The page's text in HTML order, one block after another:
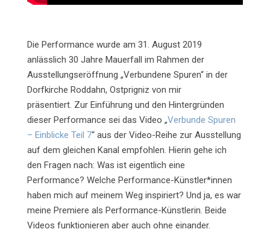
Die Performance wurde am 31. August 2019
anlässlich 30 Jahre Mauerfall im Rahmen der
Ausstellungseröffnung „Verbundene Spuren“ in der
Dorfkirche Roddahn, Ostprigniz von mir
präsentiert. Zur Einführung und den Hintergründen
dieser Performance sei das Video „Verbunde Spuren
– Einblicke Teil 7“ aus der Video-Reihe zur Ausstellung
auf dem gleichen Kanal empfohlen. Hierin gehe ich
den Fragen nach: Was ist eigentlich eine
Performance? Welche Performance-Künstler*innen
haben mich auf meinem Weg inspiriert? Und ja, es war
meine Premiere als Performance-Künstlerin. Beide
Videos funktionieren aber auch ohne einander.